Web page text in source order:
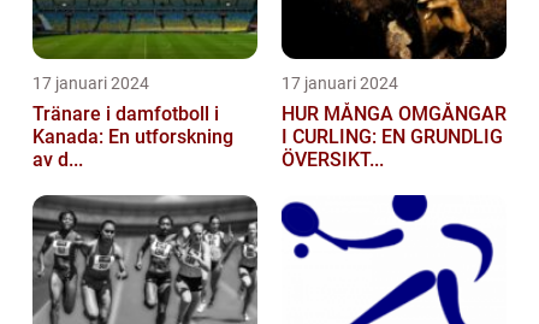
17 januari 2024
Tränare i damfotboll i
Kanada: En utforskning
av d...
17 januari 2024
HUR MÅNGA OMGÅNGAR
I CURLING: EN GRUNDLIG
ÖVERSIKT...